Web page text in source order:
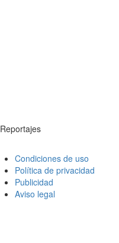
Reportajes
Condiciones de uso
Política de privacidad
Publicidad
Aviso legal